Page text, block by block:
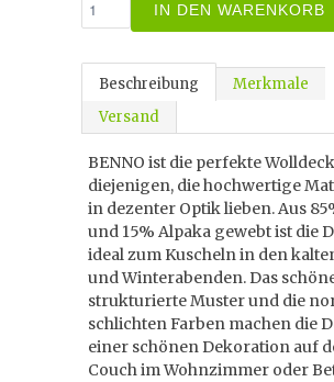
IN DEN WARENKORB
Beschreibung
Merkmale
Versand
BENNO ist die perfekte
diejenigen, die hochwertige
in dezenter Optik lieben. Aus
und 15% Alpaka gewebt ist die
ideal zum Kuscheln in den
und Winterabenden. Das
strukturierte Muster und die
schlichten Farben machen die
einer schönen Dekoration auf
Couch im Wohnzimmer oder